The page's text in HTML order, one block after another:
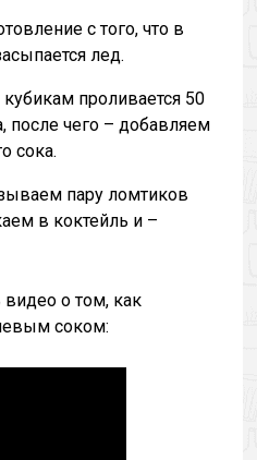
с того, что в
лед.
проливается 50
после чего – добавляем
сока.
пару ломтиков
в коктейль и –
о том, как
соком: